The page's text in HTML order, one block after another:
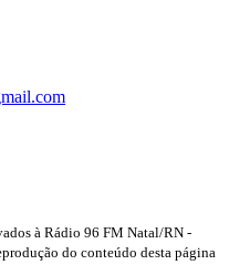
à Rádio 96 FM Natal/RN -
do conteúdo desta página